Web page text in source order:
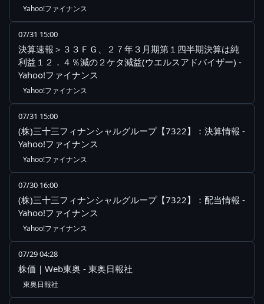
Yahoo!ファイナンス
07/31 15:00
決算速報＞３３ＦＧ、２７年３月期第１四半期決算は純
利益１２．４％減の２ケタ減益(ウエルスアドバイザー) -
Yahoo!ファイナンス
Yahoo!ファイナンス
07/31 15:00
(株)三十三フィナンシャルグループ【7322】：決算情報 -
Yahoo!ファイナンス
Yahoo!ファイナンス
07/30 16:00
(株)三十三フィナンシャルグループ【7322】：配当情報 -
Yahoo!ファイナンス
Yahoo!ファイナンス
07/29 04:28
株価｜Web東奥 - 東奥日報社
東奥日報社